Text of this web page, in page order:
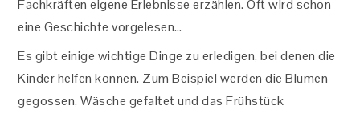
Fachkräften eigene Erlebnisse erzählen. Oft wird schon
eine Geschichte vorgelesen…
Es gibt einige wichtige Dinge zu erledigen, bei denen die
Kinder helfen können. Zum Beispiel werden die Blumen
gegossen, Wäsche gefaltet und das Frühstück